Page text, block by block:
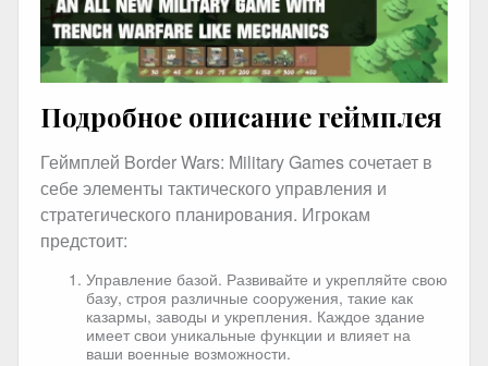
Подробное описание геймплея
Геймплей Border Wars: Military Games сочетает в
себе элементы тактического управления и
стратегического планирования. Игрокам
предстоит:
Управление базой. Развивайте и укрепляйте свою
базу, строя различные сооружения, такие как
казармы, заводы и укрепления. Каждое здание
имеет свои уникальные функции и влияет на
ваши военные возможности.